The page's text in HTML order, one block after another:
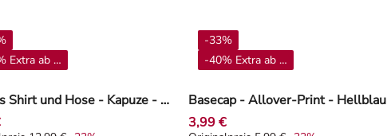
Set aus Shirt und Hose - Kapuze - Mint
Extra ab 4**
Basecap - Allover-Print - Hellblau
-33%
-40% Extra ab 4**
3,99 €